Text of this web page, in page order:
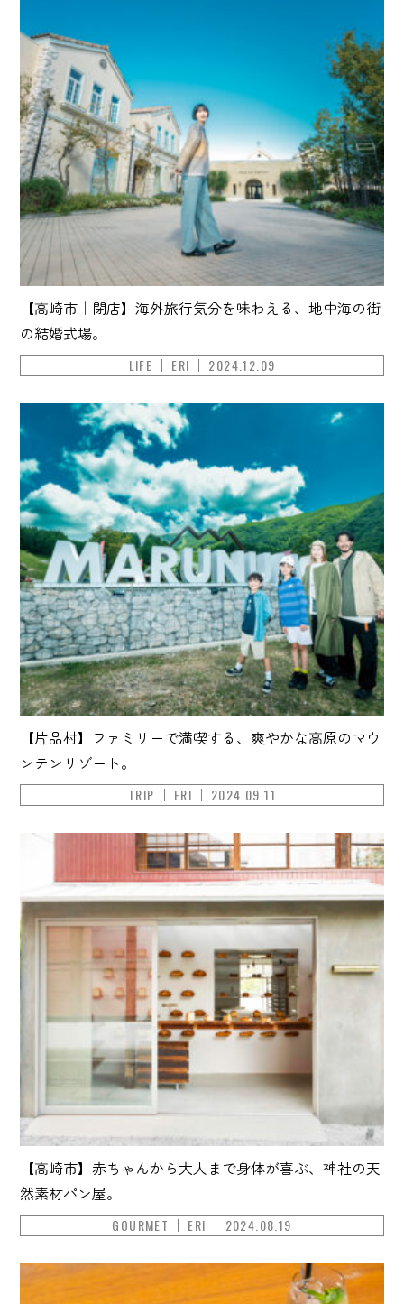
【高崎市｜閉店】海外旅行気分を味わえる、地中海の街
の結婚式場。
LIFE ERI 2024.12.09
【片品村】ファミリーで満喫する、爽やかな高原のマウ
ンテンリゾート。
TRIP ERI 2024.09.11
【高崎市】赤ちゃんから大人まで身体が喜ぶ、神社の天
然素材パン屋。
GOURMET ERI 2024.08.19